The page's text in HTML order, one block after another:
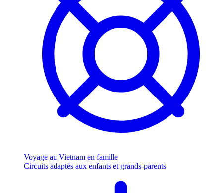
Voyage au Vietnam en famille
Circuits adaptés aux enfants et grands-parents